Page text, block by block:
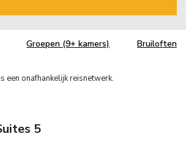
Groepen (9+ kamers) Bruiloften
een onafhankelijk reisnetwerk.
5